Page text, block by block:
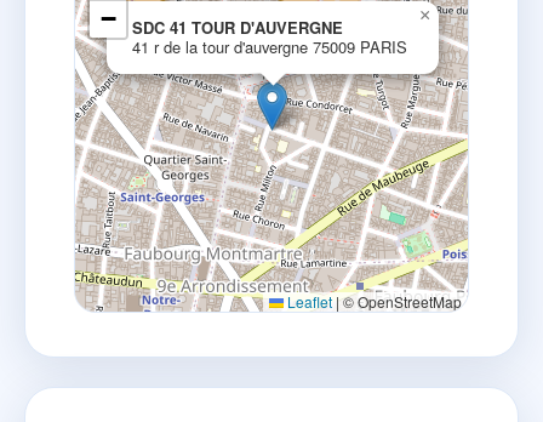
SDC 41 TOUR D'AUVERGNE
41 r de la tour d'auvergne 75009 PARIS
×
−
Leaflet |© OpenStreetMap